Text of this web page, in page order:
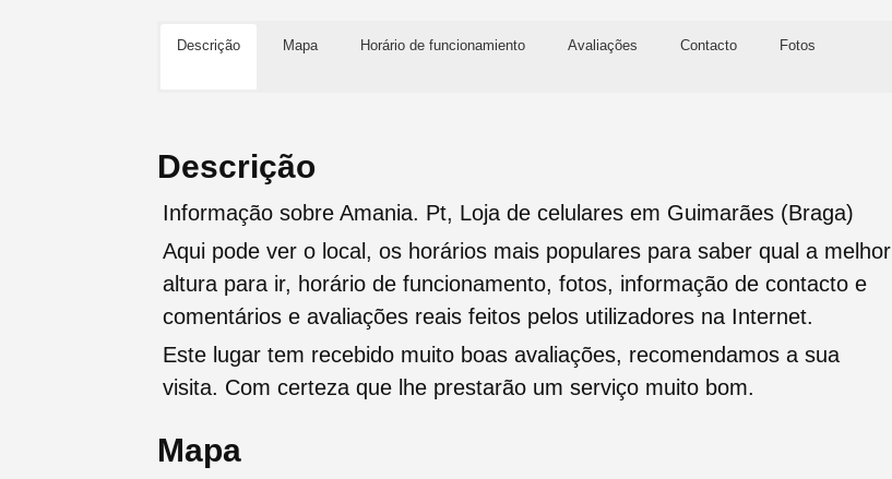
Descrição Mapa Horário de funcionamiento Avaliações Contacto Fotos
Descrição
Informação sobre Amania. Pt, Loja de celulares em Guimarães (Braga)
Aqui pode ver o local, os horários mais populares para saber qual a melhor
altura para ir, horário de funcionamento, fotos, informação de contacto e
comentários e avaliações reais feitos pelos utilizadores na Internet.
Este lugar tem recebido muito boas avaliações, recomendamos a sua
visita. Com certeza que lhe prestarão um serviço muito bom.
Mapa